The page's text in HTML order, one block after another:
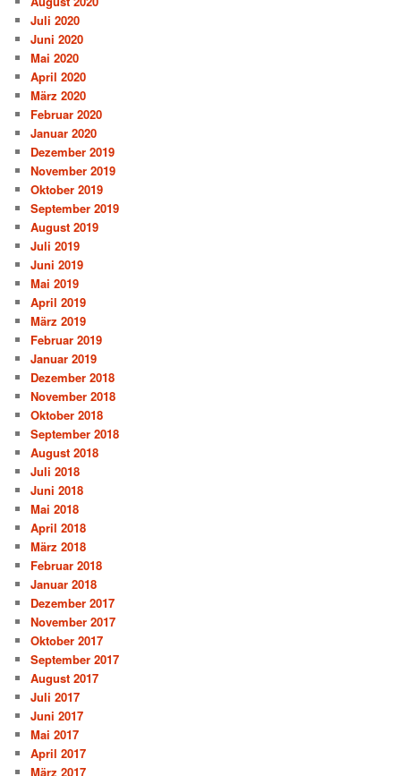
Juli 2020
Juni 2020
Mai 2020
April 2020
März 2020
Februar 2020
Januar 2020
Dezember 2019
November 2019
Oktober 2019
September 2019
August 2019
Juli 2019
Juni 2019
Mai 2019
April 2019
März 2019
Februar 2019
Januar 2019
Dezember 2018
November 2018
Oktober 2018
September 2018
August 2018
Juli 2018
Juni 2018
Mai 2018
April 2018
März 2018
Februar 2018
Januar 2018
Dezember 2017
November 2017
Oktober 2017
September 2017
August 2017
Juli 2017
Juni 2017
Mai 2017
April 2017
März 2017